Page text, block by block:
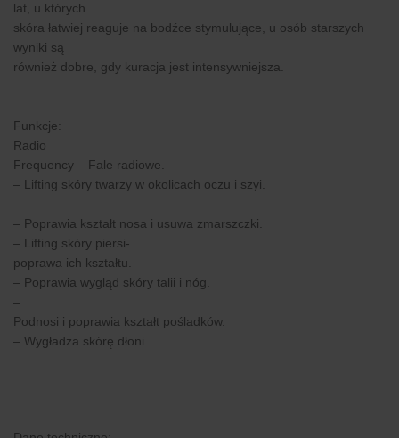
lat, u których
skóra łatwiej reaguje na bodźce stymulujące, u osób starszych
wyniki są
również dobre, gdy kuracja jest intensywniejsza.
Funkcje:
Radio
Frequency – Fale radiowe.
– Lifting skóry twarzy w okolicach oczu i szyi.
– Poprawia kształt nosa i usuwa zmarszczki.
– Lifting skóry piersi-
poprawa ich kształtu.
– Poprawia wygląd skóry talii i nóg.
–
Podnosi i poprawia kształt pośladków.
– Wygładza skórę dłoni.